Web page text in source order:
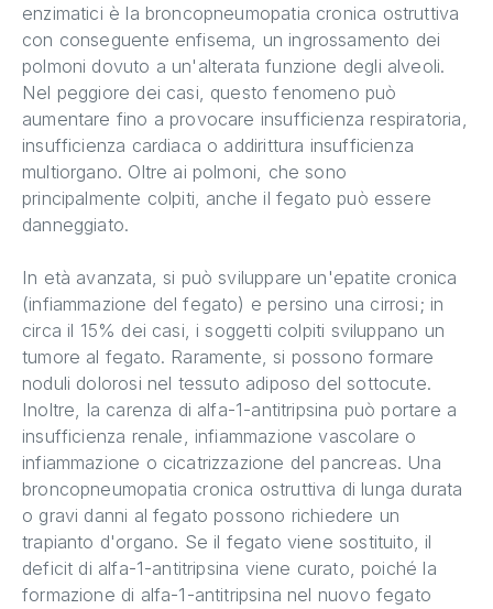
enzimatici è la broncopneumopatia cronica ostruttiva
con conseguente enfisema, un ingrossamento dei
polmoni dovuto a un'alterata funzione degli alveoli.
Nel peggiore dei casi, questo fenomeno può
aumentare fino a provocare insufficienza respiratoria,
insufficienza cardiaca o addirittura insufficienza
multiorgano. Oltre ai polmoni, che sono
principalmente colpiti, anche il fegato può essere
danneggiato.
In età avanzata, si può sviluppare un'epatite cronica
(infiammazione del fegato) e persino una cirrosi; in
circa il 15% dei casi, i soggetti colpiti sviluppano un
tumore al fegato. Raramente, si possono formare
noduli dolorosi nel tessuto adiposo del sottocute.
Inoltre, la carenza di alfa-1-antitripsina può portare a
insufficienza renale, infiammazione vascolare o
infiammazione o cicatrizzazione del pancreas. Una
broncopneumopatia cronica ostruttiva di lunga durata
o gravi danni al fegato possono richiedere un
trapianto d'organo. Se il fegato viene sostituito, il
deficit di alfa-1-antitripsina viene curato, poiché la
formazione di alfa-1-antitripsina nel nuovo fegato